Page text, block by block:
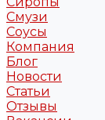
Смузи
Соусы
Компания
Блог
Новости
Статьи
Отзывы